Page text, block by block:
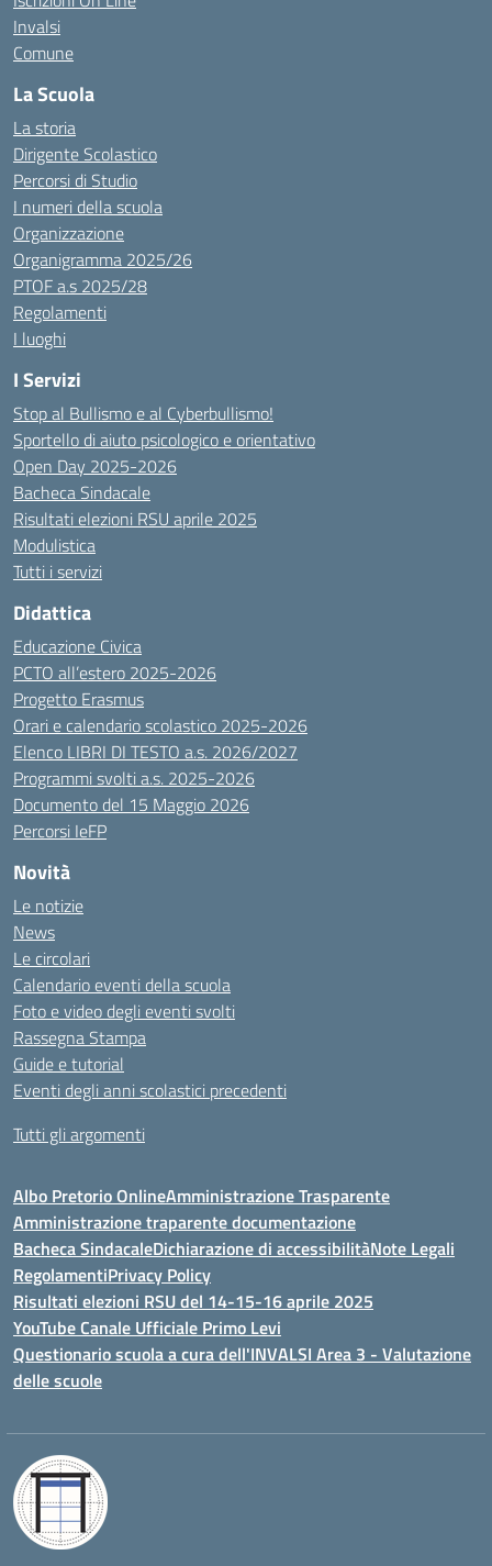
Invalsi
Comune
La Scuola
La storia
Dirigente Scolastico
Percorsi di Studio
I numeri della scuola
Organizzazione
Organigramma 2025/26
PTOF a.s 2025/28
Regolamenti
I luoghi
I Servizi
Stop al Bullismo e al Cyberbullismo!
Sportello di aiuto psicologico e orientativo
Open Day 2025-2026
Bacheca Sindacale
Risultati elezioni RSU aprile 2025
Modulistica
Tutti i servizi
Didattica
Educazione Civica
PCTO all’estero 2025-2026
Progetto Erasmus
Orari e calendario scolastico 2025-2026
Elenco LIBRI DI TESTO a.s. 2026/2027
Programmi svolti a.s. 2025-2026
Documento del 15 Maggio 2026
Percorsi IeFP
Novità
Le notizie
News
Le circolari
Calendario eventi della scuola
Foto e video degli eventi svolti
Rassegna Stampa
Guide e tutorial
Eventi degli anni scolastici precedenti
Tutti gli argomenti
Albo Pretorio OnlineAmministrazione Trasparente
Amministrazione traparente documentazione
Bacheca SindacaleDichiarazione di accessibilitàNote Legali
RegolamentiPrivacy Policy
Risultati elezioni RSU del 14-15-16 aprile 2025
YouTube Canale Ufficiale Primo Levi
Questionario scuola a cura dell'INVALSI Area 3 - Valutazione
delle scuole